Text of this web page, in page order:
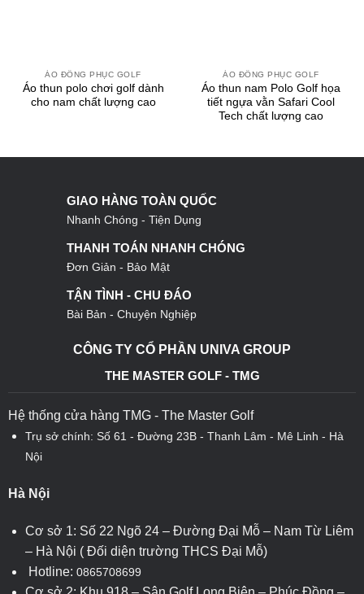
ÁO ĐỒNG PHỤC GOLF
Áo thun polo chơi golf dành
cho nam chất lượng cao
ÁO ĐỒNG PHỤC GOLF
Áo thun nam Polo Golf họa
tiết ngựa vằn Safari Cool
Tech chất lượng cao
GIAO HÀNG TOÀN QUỐC
Nhanh Chóng - Tiện Dụng
THANH TOÁN NHANH CHÓNG
Đơn Giản - Bảo Mật
TẬN TÌNH - CHU ĐÁO
Bài Bản - Chuyện Nghiệp
CÔNG TY CỔ PHẦN UNIVA GROUP
THE MASTER GOLF - TMG
Hệ thống cửa hàng TMG - The Master Golf
Trụ sở chính: Số 61 - Đường 23B - Thanh Lâm - Mê Linh - Hà
Nội
Hà Nội
Cơ sở 1: Số 22 Ngõ 24 – Đường Đại Mỗ – Nam Từ Liêm
– Hà Nội ( Đối diện trường THCS Đại Mỗ)
Hotline: 0865708699